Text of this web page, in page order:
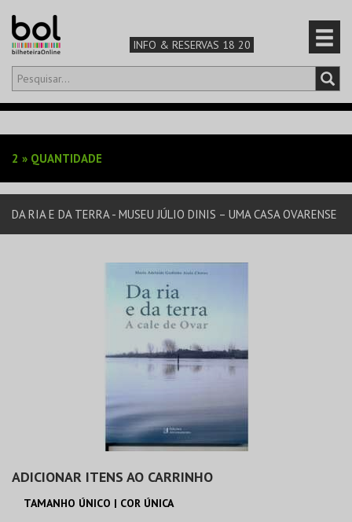
INFO & RESERVAS 18 20
Olá,iniciar sessão
TEATRO & ARTE
MÚSICA & FESTIVAIS
DESPORTO & AVENTURA
2 » QUANTIDADE
DA RIA E DA TERRA - MUSEU JÚLIO DINIS – UMA CASA OVARENSE
ADICIONAR ITENS AO CARRINHO
TAMANHO ÚNICO | COR ÚNICA